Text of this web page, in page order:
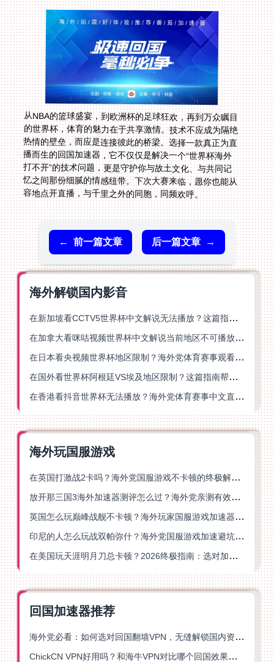
从NBA的篮球盛宴，到欧洲杯的足球狂欢，再到万众瞩目
的世界杯，体育的魅力在于共享激情。技术不应成为隔绝
热情的壁垒，而应是连接彼此的桥梁。选择一款真正为直
播而生的回国加速器，它不仅仅是解决一个“世界杯海外
打不开”的技术问题，更是守护你与故土文化、与共同记
忆之间那份细腻的情感纽带。下次大赛来临，愿你也能从
容地点开直播，与千里之外的同胞，同频欢呼。
← 前一篇文章 后一篇文章 →
海外解锁国内影音
在新加坡看CCTV5世界杯中文解说无法播放？这篇指南帮你解锁海外体育直播自由
在加拿大看咪咕视频世界杯中文解说当前地区不可播放？这篇指南帮你一键解决
在日本看央视频世界杯地区限制？海外党体育赛事观看终极指南
在国外看世界杯阿根廷VS埃及地区限制？这篇指南帮你搞定中文直播+解说
在香港看抖音世界杯无法播放？海外党体育赛事中文直播终极指南
海外玩国服游戏
在英国打激战2卡吗？海外党国服游戏不卡顿的终极解决方案
放开那三国3海外加速器测评怎么过？海外党亲测有效的国服游戏加速指南
英国怎么玩巅峰战舰不卡顿？海外玩家国服游戏加速器终极指南
印尼的人怎么玩战双帕弥什？海外党国服游戏加速避坑指南
在美国玩天涯明月刀总卡顿？2026终极指南：选对加速器让你丝滑连招
回国加速器推荐
海外党必看：如何选对回国翻墙VPN，无缝解锁国内资源？
ChickCN VPN好用吗？和海牛VPN对比哪个回国效果更好？